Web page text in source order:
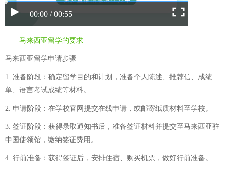
00:00 / 00:55
马来西亚留学的要求
马来西亚留学申请步骤
1. 准备阶段：确定留学目的和计划，准备个人陈述、推荐信、成绩
单、语言考试成绩等材料。
2. 申请阶段：在学校官网提交在线申请，或邮寄纸质材料至学校。
3. 签证阶段：获得录取通知书后，准备签证材料并提交至马来西亚驻
中国使领馆，缴纳签证费用。
4. 行前准备：获得签证后，安排住宿、购买机票，做好行前准备。